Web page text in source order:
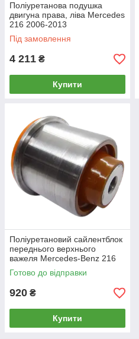
Поліуретанова подушка
двигуна права, ліва Merсedes
216 2006-2013
Під замовлення
4 211 ₴
Купити
Поліуретановий сайлентблок
переднього верхнього
важеля Mercedes-Benz 216
2006-2013
Готово до відправки
920 ₴
Купити